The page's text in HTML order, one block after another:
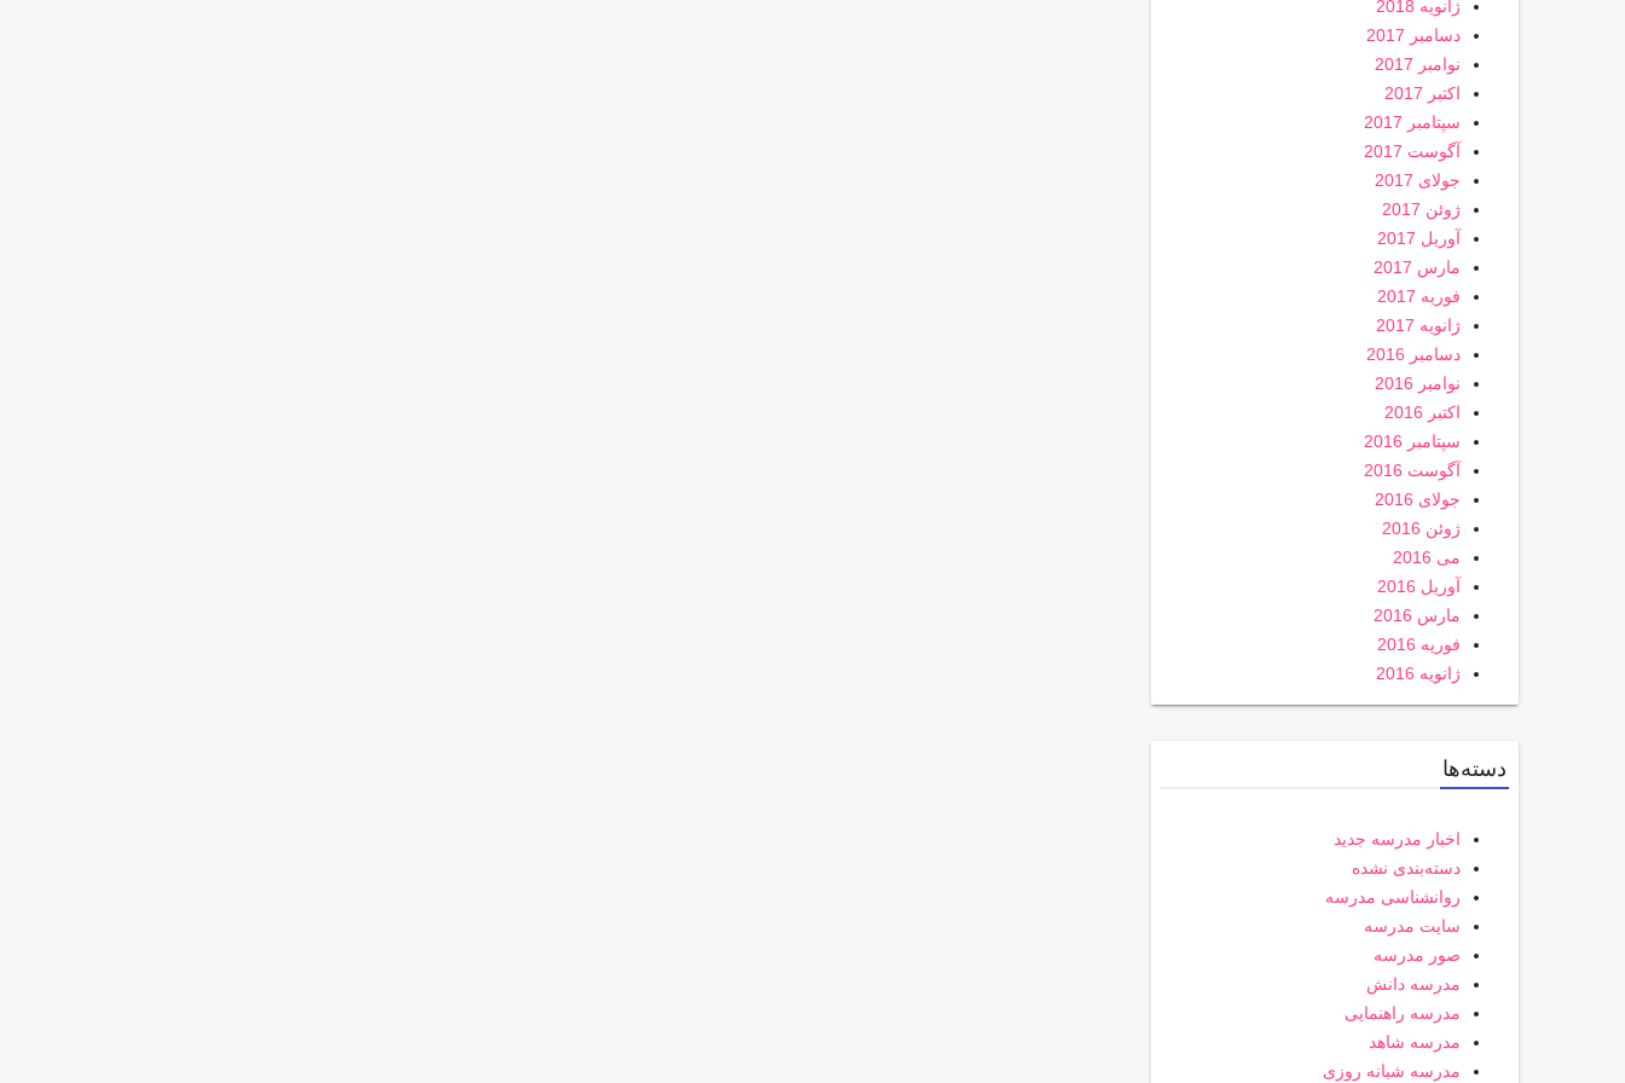
ژانویه 2018
دسامبر 2017
نوامبر 2017
اکتبر 2017
سپتامبر 2017
آگوست 2017
جولای 2017
ژوئن 2017
آوریل 2017
مارس 2017
فوریه 2017
ژانویه 2017
دسامبر 2016
نوامبر 2016
اکتبر 2016
سپتامبر 2016
آگوست 2016
جولای 2016
ژوئن 2016
می 2016
آوریل 2016
مارس 2016
فوریه 2016
ژانویه 2016
دسته‌ها
اخبار مدرسه جدید
دسته‌بندی نشده
روانشناسی مدرسه
سایت مدرسه
صور مدرسه
مدرسه دانش
مدرسه راهنمایی
مدرسه شاهد
مدرسه شبانه روزی